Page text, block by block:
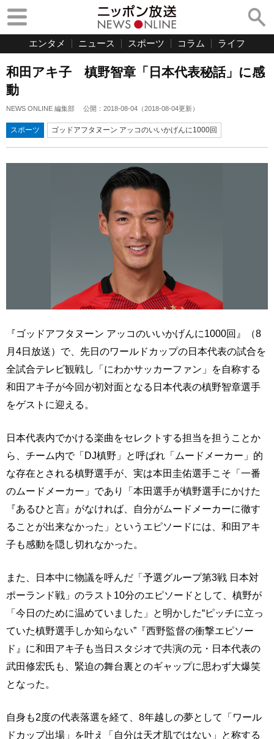
エンタメ ニュース スポーツ コラム ライフ
和田アキ子 槙野智章「日本代表秘話」に感
動
NEWS ONLINE 編集部 公開： 2018-08-04 （2018-08-04更新）
スポーツ ゴッドアフタヌーン アッコのいいかげんに1000回
『ゴッドアフタヌーン アッコのいいかげんに1000回』（8
月4日放送）で、先日のワールドカップの日本代表の試合を
全試合テレビ観戦し「にわかサッカーファン」を自称する
和田アキ子が今回が初対面となる日本代表の槙野智章選手
をゲストに迎える。
日本代表内でかける楽曲をセレクトする担当を担うことか
ら、チーム内で「DJ槙野」と呼ばれ「ムードメーカー」的
な存在とされる槙野選手が、実は本田圭佑選手こそ「一番
のムードメーカー」であり「本田選手が槙野選手にかけた
『あるひと言』がなければ、自分がムードメーカーに徹す
ることが出来なかった」というエピソードには、和田アキ
子も感動を隠し切れなかった。
また、日本中に物議を呼んだ「予選グループ第3戦 日本対
ポーランド戦」のラスト10分のエピソードとして、槙野が
「今日のために温めていました」と明かした“ピッチに立っ
ていた槙野選手しか知らない”『西野監督の衝撃エピソー
ド』に和田アキ子も当日スタジオで共演の元・日本代表の
武田修宏氏も、緊迫の舞台裏とのギャップに思わず大爆笑
となった。
自身も2度の代表落選を経て、8年越しの夢として「ワール
ドカップ出場」を叶え「自分は天才肌ではない」と称する